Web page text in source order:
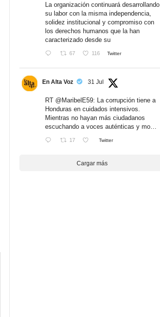
La organización continuará desarrollando
su labor con la misma independencia,
solidez institucional y compromiso con
los derechos humanos que la han
caracterizado desde su
67 116 Twitter
En Alta Voz 31 Jul
RT @MaribelE59: La corrupción tiene a
Honduras en cuidados intensivos.
Mientras no hayan más ciudadanos
escuchando a voces auténticas y mo…
17 Twitter
Cargar más